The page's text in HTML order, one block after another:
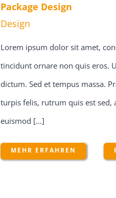
Package Design
Design
Lorem ipsum dolor sit amet,
tincidunt ornare non quis eros.
dictum. Sed et tempus massa.
turpis felis, rutrum quis est sed,
euismod [...]
MEHR ERFAHREN